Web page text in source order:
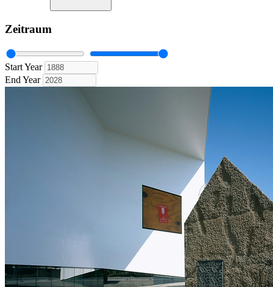
Zeitraum
Start Year
End Year